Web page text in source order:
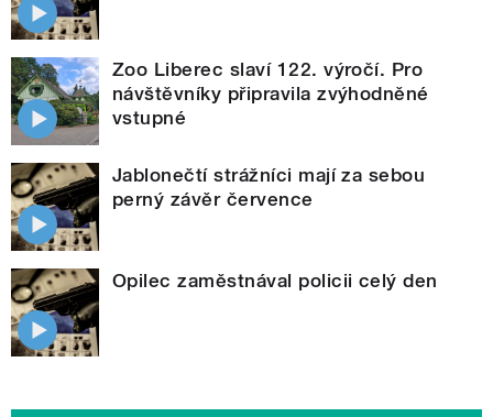
Zoo Liberec slaví 122. výročí. Pro
návštěvníky připravila zvýhodněné
vstupné
Jablonečtí strážníci mají za sebou
perný závěr července
Opilec zaměstnával policii celý den